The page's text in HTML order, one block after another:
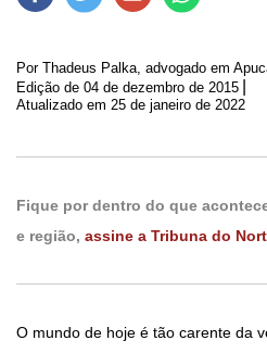
Por Thadeus Palka, advogado em
Edição de 04 de dezembro de 2015
Atualizado em 25 de janeiro de 2022
Fique por dentro do que
e região, assine a Tribuna do
O mundo de hoje é tão carente da